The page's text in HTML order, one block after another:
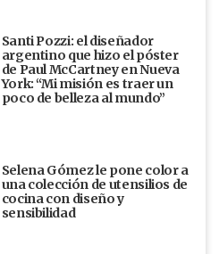
Santi Pozzi: el diseñador
argentino que hizo el póster
de Paul McCartney en Nueva
York: “Mi misión es traer un
poco de belleza al mundo”
Selena Gómez le pone color a
una colección de utensilios de
cocina con diseño y
sensibilidad